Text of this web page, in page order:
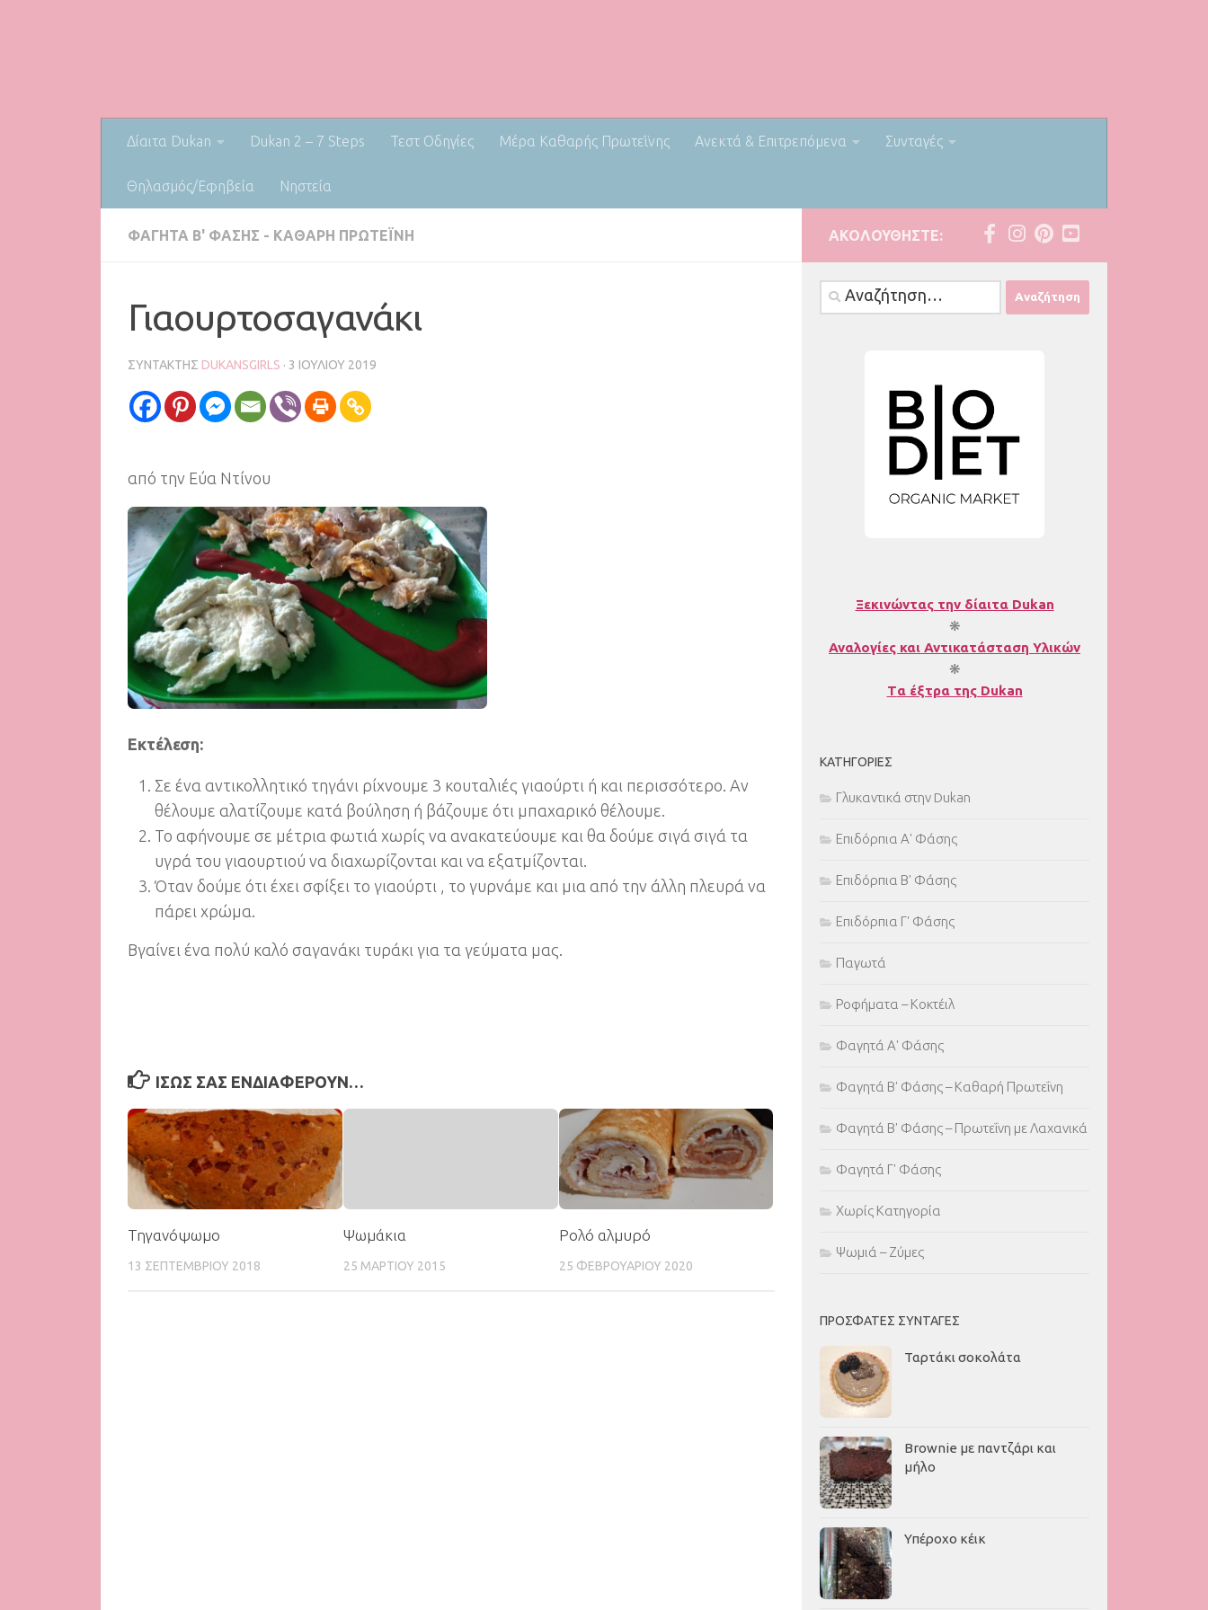
Δίαιτα Dukan Dukan 2 – 7 Steps Τεστ Οδηγίες Μέρα Καθαρής Πρωτεΐνης Ανεκτά & Επιτρεπόμενα Συνταγές
Θηλασμός/Εφηβεία Nηστεία
ΦΑΓΗΤΆ Β' ΦΆΣΗΣ - ΚΑΘΑΡΉ ΠΡΩΤΕΪ́ΝΗ
Γιαουρτοσαγανάκι
ΣΥΝΤΆΚΤΗΣ DUKANSGIRLS · 3 ΙΟΥΛΊΟΥ 2019
από την Εύα Ντίνου
Εκτέλεση:
Σε ένα αντικολλητικό τηγάνι ρίχνουμε 3 κουταλιές γιαούρτι ή και περισσότερο. Αν
θέλουμε αλατίζουμε κατά βούληση ή βάζουμε ότι μπαχαρικό θέλουμε.
Το αφήνουμε σε μέτρια φωτιά χωρίς να ανακατεύουμε και θα δούμε σιγά σιγά τα
υγρά του γιαουρτιού να διαχωρίζονται και να εξατμίζονται.
Όταν δούμε ότι έχει σφίξει το γιαούρτι , το γυρνάμε και μια από την άλλη πλευρά να
πάρει χρώμα.
Βγαίνει ένα πολύ καλό σαγανάκι τυράκι για τα γεύματα μας.
ΊΣΩΣ ΣΑΣ ΕΝΔΙΑΦΈΡΟΥΝ…
Τηγανόψωμο
13 ΣΕΠΤΕΜΒΡΊΟΥ 2018
Ψωμάκια
25 ΜΑΡΤΊΟΥ 2015
Ρολό αλμυρό
25 ΦΕΒΡΟΥΑΡΊΟΥ 2020
ΑΚΟΛΟΥΘΉΣΤΕ:
Αναζήτηση
για:
Ξεκινώντας την δίαιτα Dukan
❋
Αναλογίες και Αντικατάσταση Υλικών
❋
Tα έξτρα της Dukan
ΚΑΤΗΓΟΡΊΕΣ
Γλυκαντικά στην Dukan
Επιδόρπια Α' Φάσης
Επιδόρπια Β' Φάσης
Επιδόρπια Γ' Φάσης
Παγωτά
Ροφήματα – Κοκτέιλ
Φαγητά Α' Φάσης
Φαγητά Β' Φάσης – Καθαρή Πρωτεΐνη
Φαγητά Β' Φάσης – Πρωτεΐνη με Λαχανικά
Φαγητά Γ' Φάσης
Χωρίς Κατηγορία
Ψωμιά – Ζύμες
ΠΡΌΣΦΑΤΕΣ ΣΥΝΤΑΓΈΣ
Ταρτάκι σοκολάτα
Brownie με παντζάρι και
μήλο
Υπέροχο κέικ